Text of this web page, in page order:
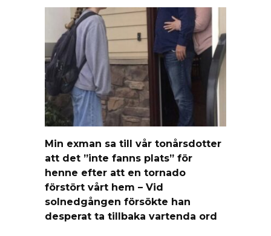
Min exman sa till vår tonårsdotter
att det ”inte fanns plats” för
henne efter att en tornado
förstört vårt hem – Vid
solnedgången försökte han
desperat ta tillbaka vartenda ord